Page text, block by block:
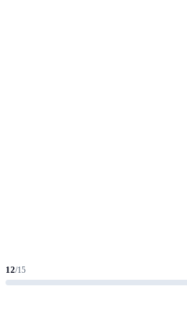
12/15